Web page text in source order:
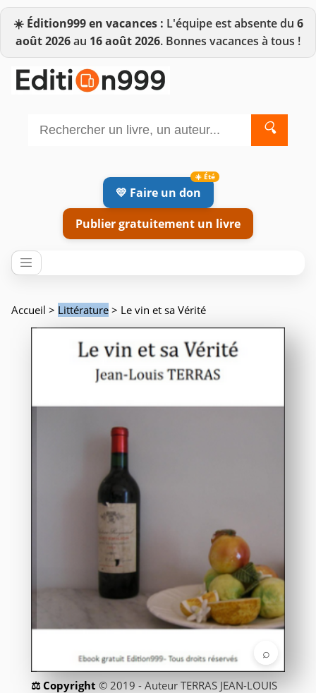
☀️ Édition999 en vacances : L'équipe est absente du 6
août 2026au 16 août 2026. Bonnes vacances à tous !
🔍
💛 Faire un don
Publier gratuitement un livre
Accueil > Littérature > Le vin et sa Vérité
⌕
© 2019 - Auteur TERRAS JEAN-LOUIS